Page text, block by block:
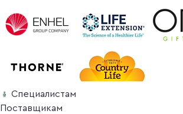
Специалистам
Поставщикам